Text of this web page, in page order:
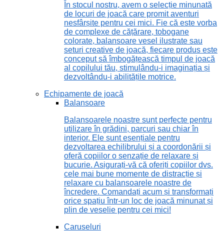
În stocul nostru, avem o selecție minunată
de locuri de joacă care promit aventuri
nesfârșite pentru cei mici. Fie că este vorba
de complexe de cățărare, tobogane
colorate, balansoare vesel ilustrate sau
seturi creative de joacă, fiecare produs este
conceput să îmbogățească timpul de joacă
al copilului tău, stimulându-i imaginația și
dezvoltându-i abilitățile motrice.
Echipamente de joacă
Balansoare
Balansoarele noastre sunt perfecte pentru
utilizare în grădini, parcuri sau chiar în
interior. Ele sunt esențiale pentru
dezvoltarea echilibrului și a coordonării și
oferă copiilor o senzație de relaxare și
bucurie. Asigurați-vă că oferiți copiilor dvs.
cele mai bune momente de distracție și
relaxare cu balansoarele noastre de
încredere. Comandați acum și transformați
orice spațiu într-un loc de joacă minunat și
plin de veselie pentru cei mici!
Caruseluri